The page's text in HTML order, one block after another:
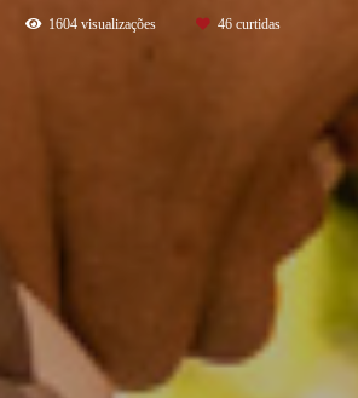
1604 visualizações 46 curtidas